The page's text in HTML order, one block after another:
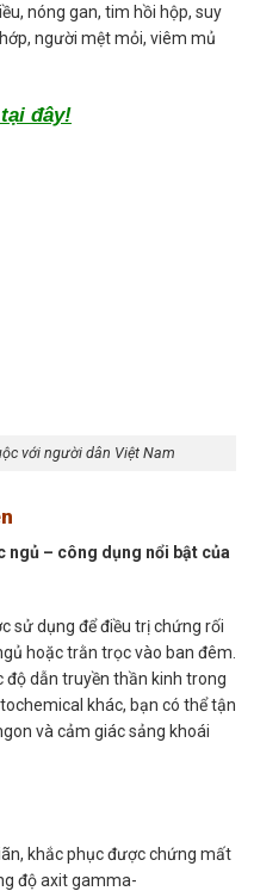
nóng gan, tim hồi hộp, suy
người mệt mỏi, viêm mủ
đây!
với người dân Việt Nam
– công dụng nổi bật của
sử dụng để điều trị chứng rối
hoặc trằn trọc vào ban đêm.
độ dẫn truyền thần kinh trong
khác, bạn có thể tận
và cảm giác sảng khoái
khắc phục được chứng mất
độ axit gamma-